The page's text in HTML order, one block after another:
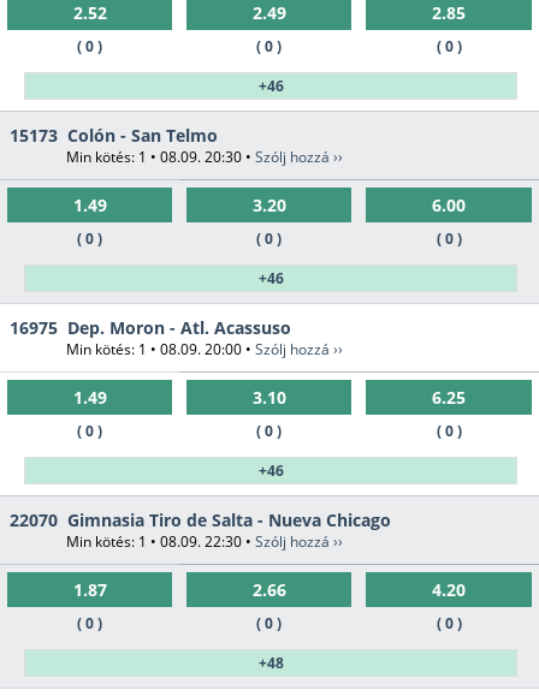
2.52
( 0 )
2.49
( 0 )
2.85
( 0 )
+46
15173 Colón - San Telmo
Min kötés: 1 • 08.09. 20:30 • Szólj hozzá ››
1.49
( 0 )
3.20
( 0 )
6.00
( 0 )
+46
16975 Dep. Moron - Atl. Acassuso
Min kötés: 1 • 08.09. 20:00 • Szólj hozzá ››
1.49
( 0 )
3.10
( 0 )
6.25
( 0 )
+46
22070 Gimnasia Tiro de Salta - Nueva Chicago
Min kötés: 1 • 08.09. 22:30 • Szólj hozzá ››
1.87
( 0 )
2.66
( 0 )
4.20
( 0 )
+48